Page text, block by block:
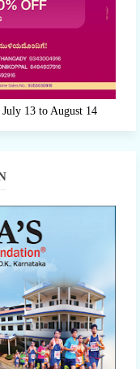
13 to August 14